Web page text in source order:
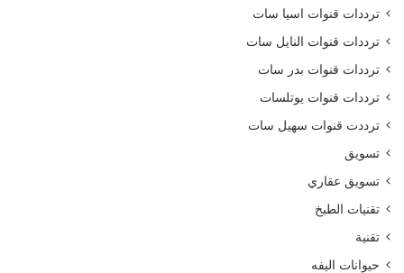
ترددات قنوات اسيا سات
ترددات قنوات النايل سات
ترددات قنوات بدر سات
ترددات قنوات يوتلسات
ترددت قنوات سهيل سات
تسويق
تسويق عقاري
تقنيات الطبخ
تقنية
حيوانات اليفه